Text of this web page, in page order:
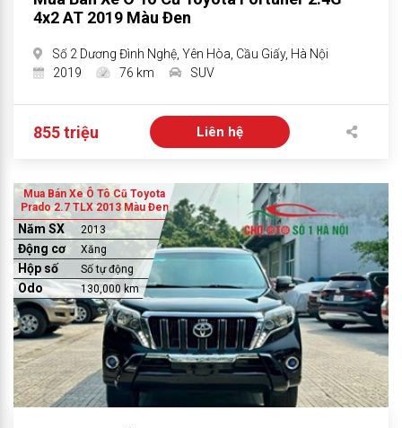
4x2 AT 2019 Màu Đen
Số 2 Dương Đình Nghệ, Yên Hòa, Cầu Giấy, Hà Nội
2019
76 km SUV
855 triệu Liên hệ
Mua Bán Xe Ô Tô Cũ Toyota
Prado 2.7 TLX 2013 Màu Đen
Năm SX 2013
Động cơ Xăng
Hộp số Số tự động
Odo 130,000 km